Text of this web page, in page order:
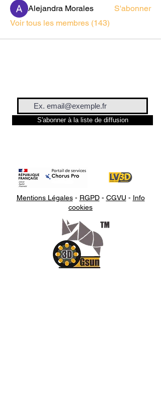
Alejandra Morales
S'abonner
Voir tous les membres (143)
S'abonner à la liste de diffusion
Mentions Légales- RGPD- CGVU - Info
cookies